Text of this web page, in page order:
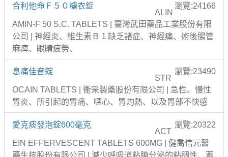
合利他命Ｆ５０糖衣錠 瀏覽:24166
ALIN
AMIN-F 50 S.C. TABLETS | 臺灣武田藥品工業股份有限
公司 | 神經炎、維生素Ｂ１缺乏諸症、神經痛、術後腸管
麻痺、眼睛疲勞、
息痛佳音錠 瀏覽:23490
STR
OCAIN TABLETS | 衛采製藥股份有限公司 | 急性、慢性
胃炎、所引起的胃痛、噁心、胃灼熱、以及胃部不快感
愛克痰發泡錠600毫克 瀏覽:20322
ACT
EIN EFFERVESCENT TABLETS 600MG | 健喬信元醫
藥生技股份有限公司 | 減少呼吸道粘膜分泌的粘稠性、蓄